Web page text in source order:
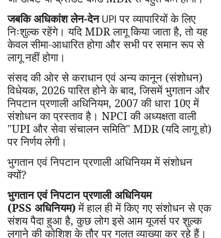
जबकिअधिकांश लेन-देनUPIपर व्यापारियों के लिए
निःशुल्क रहेंगे। यदि MDR लागू किया जाता है,तो यह
केवल सीमा-आधारित होगा और सभी पर समान रूप से
लागू नहीं होगा।
संसद की ओर से कराधान एवं अन्य कानून (संशोधन)
विधेयक, 2026पारित होने के बाद,जिसमें भुगतान और
निपटान प्रणाली अधिनियम, 2007की धारा 10ए में
संशोधन का प्रस्ताव है। NPCIकी अध्यक्षता वाली
"UPI और सेवा संचालन समिति" MDR (यदि लागू हो)
पर निर्णय लेगी।
भुगतान एवं निपटान प्रणाली अधिनियम में संशोधन
क्यों?
भुगतान एवं निपटान प्रणाली अधिनियम
(PSS अधिनियम) में हाल ही में किए गए संशोधन से एक
संशय पैदा हुआ है,कुछ लोग इसे आम यूजर्स पर शुल्क
लगाने की कोशिश के तौर पर गलत व्याख्या कर रहे हैं।